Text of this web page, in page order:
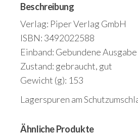
Beschreibung
Verlag: Piper Verlag GmbH
ISBN: 3492022588
Einband: Gebundene Ausgabe
Zustand: gebraucht, gut
Gewicht (g): 153
Lagerspuren am
Ähnliche Produkte